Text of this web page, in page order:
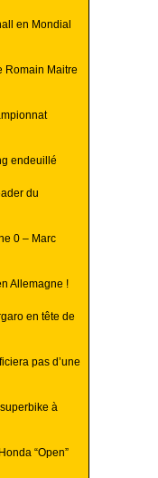
en Mondial
Romain Maitre
endeuillé
du
0 – Marc
Allemagne !
en tête de
pas d’une
à
“Open”